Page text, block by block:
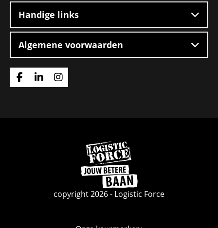
Handige links
Algemene voorwaarden
Ga
Ga
Ga
Ga
naar
de
homepage
copyright 2026 - Logistic Force